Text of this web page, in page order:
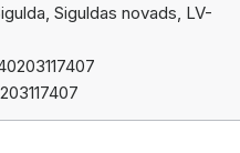
Siguldas novads, LV-